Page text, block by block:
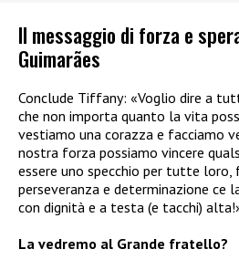
Il messaggio di forza e
Guimarães
Conclude Tiffany: «Voglio dire a
che non importa quanto la vita
vestiamo una corazza e facciamo
nostra forza possiamo vincere
essere uno specchio per tutte loro,
perseveranza e determinazione ce
con dignità e a testa (e tacchi)
La vedremo al Grande fratello?